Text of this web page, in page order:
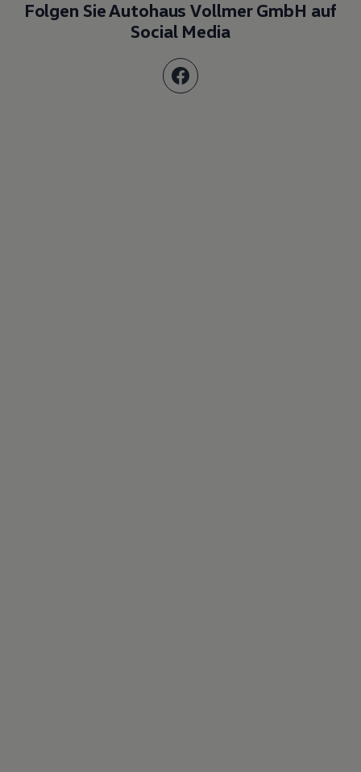
Folgen Sie Autohaus Vollmer GmbH auf
Social Media